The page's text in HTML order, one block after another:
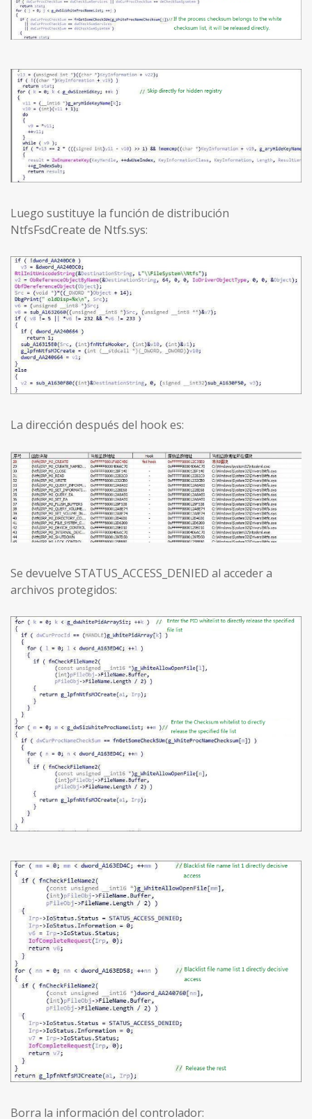
Luego sustituye la función de distribución
NtfsFsdCreate de Ntfs.sys:
La dirección después del hook es:
Se devuelve STATUS_ACCESS_DENIED al acceder a
archivos protegidos:
Borra la información del controlador: